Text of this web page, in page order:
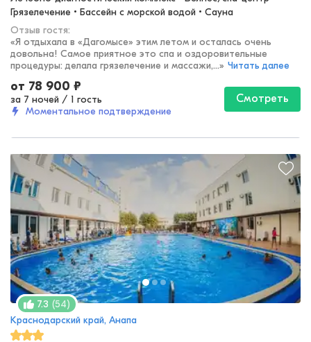
Грязелечение • Бассейн с морской водой • Сауна
Отзыв гостя:
«Я отдыхала в «Дагомысе» этим летом и осталась очень
довольна! Самое приятное это спа и оздоровительные
процедуры: делала грязелечение и массажи,...» Читать далее
от 78 900 ₽
за 7 ночей / 1 гость
Моментальное подтверждение
Смотреть
7.3 (54)
Краснодарский край, Анапа